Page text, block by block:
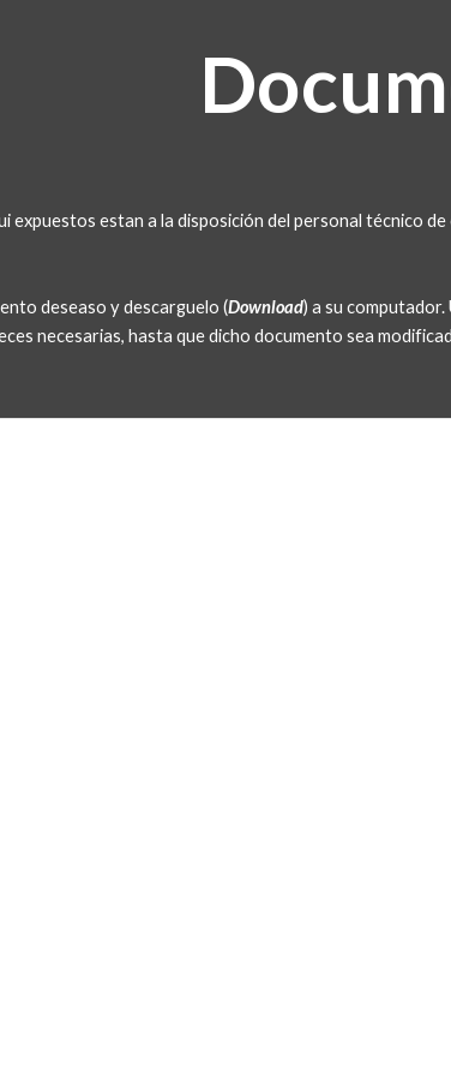
expuestos estan a la disposición del personal técnico
deseaso y descarguelo (Download) a su
necesarias, hasta que dicho documento sea